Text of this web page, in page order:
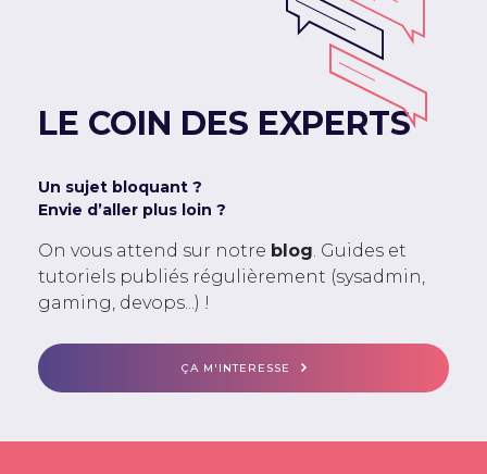
LE COIN DES EXPERTS
Un sujet bloquant ?
Envie d’aller plus loin ?
On vous attend sur notre blog . Guides et
tutoriels publiés régulièrement (sysadmin,
gaming, devops...) !
ÇA M'INTERESSE